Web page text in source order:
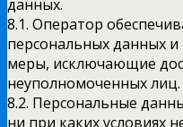
данных.
8.1. Оператор
персональных данных
меры, исключающие
неуполномоченных лиц.
8.2. Персональные
ни при каких условиях